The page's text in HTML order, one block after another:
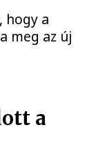
hogy a
meg az új
a